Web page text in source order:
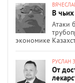
В
Атаки
экономике
РУСЛАН
От